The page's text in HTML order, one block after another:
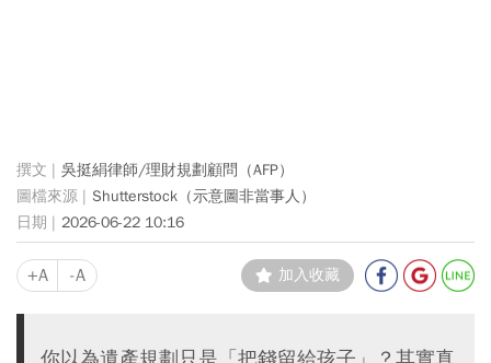
吳挺絹律師/理財規劃顧問（AFP）
Shutterstock（示意圖非當事人）
2026-06-22 10:16
+A -A 加入收藏